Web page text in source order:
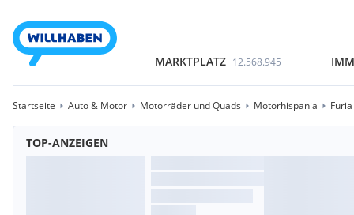
MARKTPLATZ 12.568.945
Startseite Auto & Motor Motorräder und Quads Motorhispania Furia
TOP-ANZEIGEN